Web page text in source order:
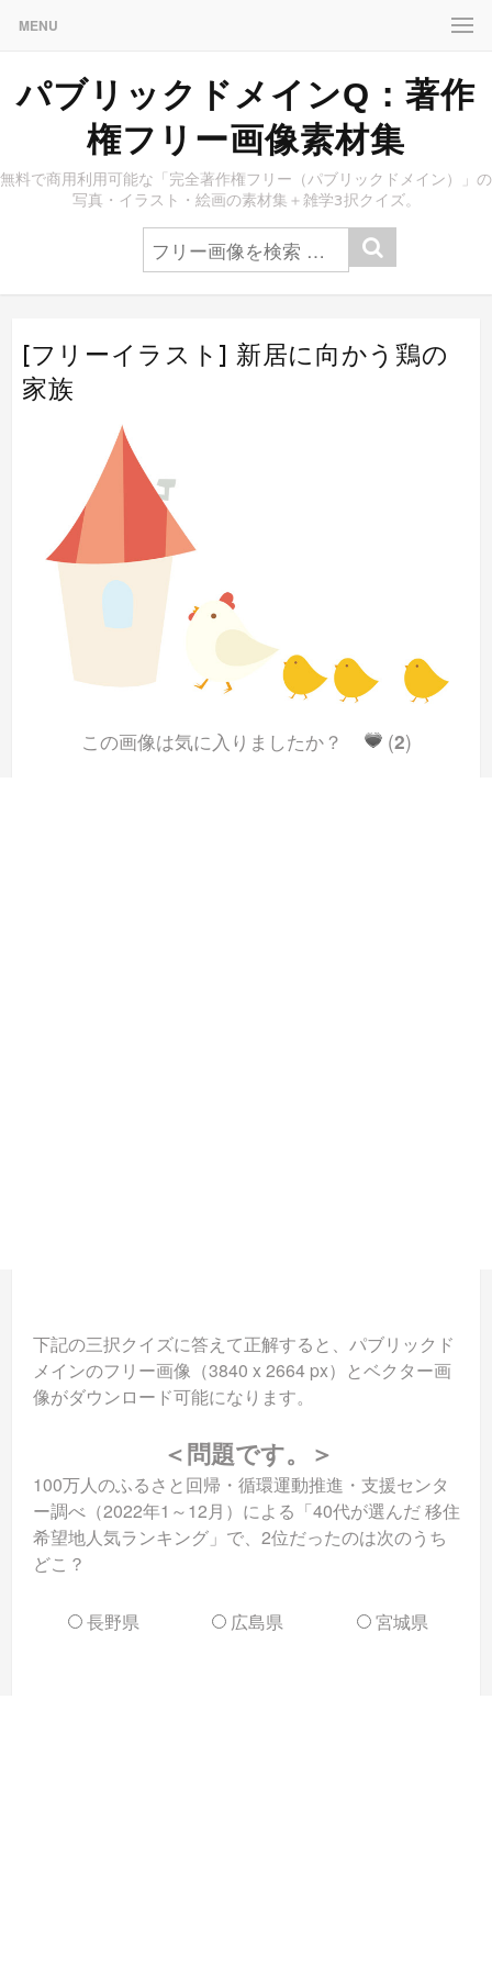
MENU
パブリックドメインQ：著作
権フリー画像素材集
無料で商用利用可能な「完全著作権フリー（パブリックドメイン）」の
写真・イラスト・絵画の素材集＋雑学3択クイズ。
[フリーイラスト] 新居に向かう鶏の
家族
この画像は気に入りましたか？ (2)
下記の三択クイズに答えて正解すると、パブリックド
メインのフリー画像（3840 x 2664 px）とベクター画
像がダウンロード可能になります。
＜問題です。＞
100万人のふるさと回帰・循環運動推進・支援センタ
ー調べ（2022年1～12月）による「40代が選んだ 移住
希望地人気ランキング」で、2位だったのは次のうち
どこ？
長野県 広島県 宮城県